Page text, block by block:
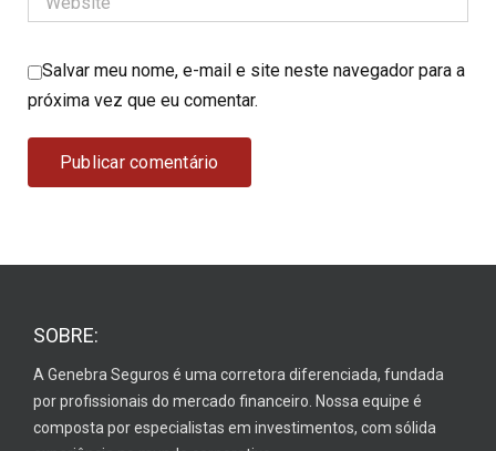
Salvar meu nome, e-mail e site neste navegador para a
próxima vez que eu comentar.
SOBRE:
A Genebra Seguros é uma corretora diferenciada, fundada
por profissionais do mercado financeiro. Nossa equipe é
composta por especialistas em investimentos, com sólida